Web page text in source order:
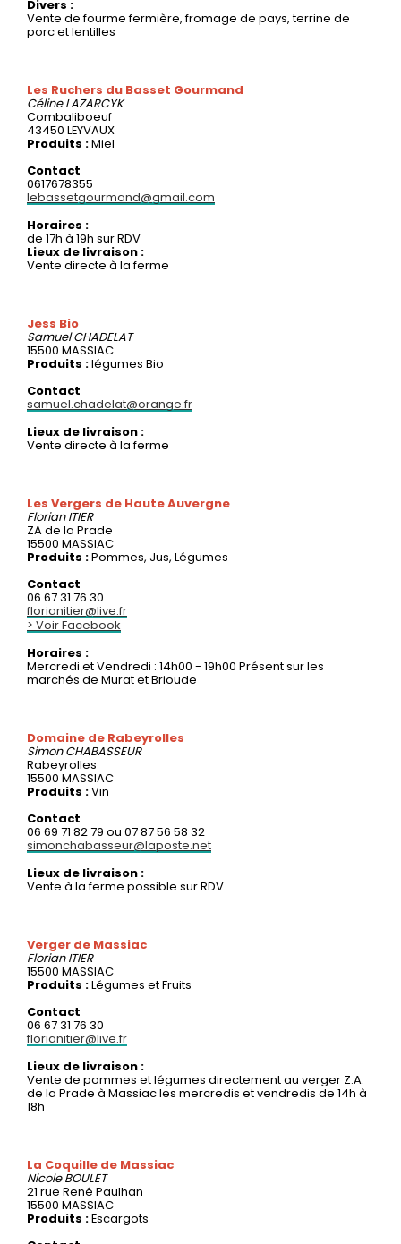
Divers :
Vente de fourme fermière, fromage de pays, terrine de
porc et lentilles
Les Ruchers du Basset Gourmand
CélineLAZARCYK
Combaliboeuf
43450 LEYVAUX
Produits :Miel
Contact
0617678355
lebassetgourmand@gmail.com
Horaires :
de 17h à 19h sur RDV
Lieux de livraison :
Vente directe à la ferme
Jess Bio
SamuelCHADELAT
15500 MASSIAC
Produits :légumes Bio
Contact
samuel.chadelat@orange.fr
Lieux de livraison :
Vente directe à la ferme
Les Vergers de Haute Auvergne
FlorianITIER
ZA de la Prade
15500 MASSIAC
Produits :Pommes, Jus, Légumes
Contact
06 67 31 76 30
florianitier@live.fr
> Voir Facebook
Horaires :
Mercredi et Vendredi : 14h00 - 19h00 Présent sur les
marchés de Murat et Brioude
Domaine de Rabeyrolles
SimonCHABASSEUR
Rabeyrolles
15500 MASSIAC
Produits :Vin
Contact
06 69 71 82 79 ou 07 87 56 58 32
simonchabasseur@laposte.net
Lieux de livraison :
Vente à la ferme possible sur RDV
Verger de Massiac
FlorianITIER
15500 MASSIAC
Produits :Légumes et Fruits
Contact
06 67 31 76 30
florianitier@live.fr
Lieux de livraison :
Vente de pommes et légumes directement au verger Z.A.
de la Prade à Massiac les mercredis et vendredis de 14h à
18h
La Coquille de Massiac
NicoleBOULET
21 rue René Paulhan
15500 MASSIAC
Produits :Escargots